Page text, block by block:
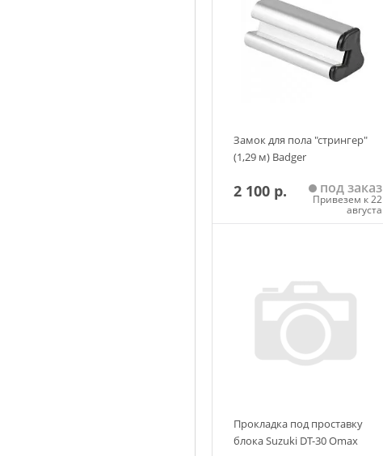
Замок для пола "стрингер"
(1,29 м) Badger
2 100 р. под заказ
Привезем к 22
августа
Прокладка под проставку
блока Suzuki DT-30 Omax